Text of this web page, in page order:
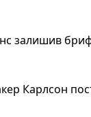
залишив
Карлсон